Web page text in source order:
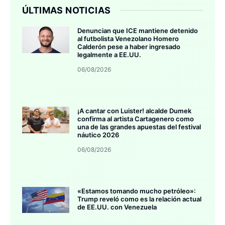
ÚLTIMAS NOTICIAS
Denuncian que ICE mantiene detenido
al futbolista Venezolano Homero
Calderón pese a haber ingresado
legalmente a EE.UU.
06/08/2026
¡A cantar con Luister! alcalde Dumek
confirma al artista Cartagenero como
una de las grandes apuestas del festival
náutico 2026
06/08/2026
«Estamos tomando mucho petróleo»:
Trump reveló como es la relación actual
de EE.UU. con Venezuela